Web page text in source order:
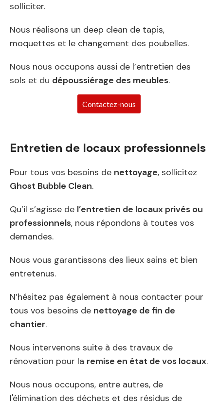
solliciter.
Nous réalisons un deep clean de tapis,
moquettes et le changement des poubelles.
Nous nous occupons aussi de l’entretien des
sols et du dépoussiérage des meubles.
Contactez-nous
Entretien de locaux professionnels
Pour tous vos besoins de nettoyage, sollicitez
Ghost Bubble Clean.
Qu’il s’agisse de l’entretien de locaux privés ou
professionnels, nous répondons à toutes vos
demandes.
Nous vous garantissons des lieux sains et bien
entretenus.
N’hésitez pas également à nous contacter pour
tous vos besoins de nettoyage de fin de
chantier.
Nous intervenons suite à des travaux de
rénovation pour la remise en état de vos locaux.
Nous nous occupons, entre autres, de
l'élimination des déchets et des résidus de